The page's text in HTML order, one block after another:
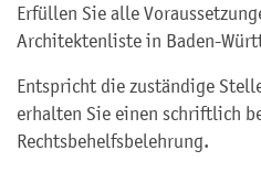
Erfüllen Sie alle
Architektenliste in Baden-
Entspricht die zuständige
erhalten Sie einen schriftlich
Rechtsbehelfsbelehrung.